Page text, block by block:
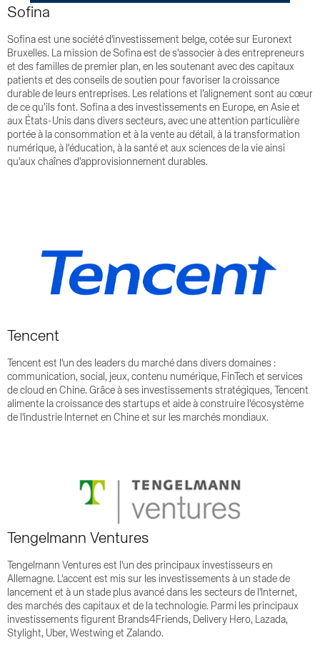
Sofina
Sofina est une société d'investissement belge, cotée sur Euronext
Bruxelles. La mission de Sofina est de s'associer à des entrepreneurs
et des familles de premier plan, en les soutenant avec des capitaux
patients et des conseils de soutien pour favoriser la croissance
durable de leurs entreprises. Les relations et l’alignement sont au cœur
de ce qu’ils font. Sofina a des investissements en Europe, en Asie et
aux États-Unis dans divers secteurs, avec une attention particulière
portée à la consommation et à la vente au détail, à la transformation
numérique, à l'éducation, à la santé et aux sciences de la vie ainsi
qu'aux chaînes d'approvisionnement durables.
Tencent
Tencent est l'un des leaders du marché dans divers domaines :
communication, social, jeux, contenu numérique, FinTech et services
de cloud en Chine. Grâce à ses investissements stratégiques, Tencent
alimente la croissance des startups et aide à construire l'écosystème
de l'industrie Internet en Chine et sur les marchés mondiaux.
Tengelmann Ventures
Tengelmann Ventures est l'un des principaux investisseurs en
Allemagne. L'accent est mis sur les investissements à un stade de
lancement et à un stade plus avancé dans les secteurs de l'Internet,
des marchés des capitaux et de la technologie. Parmi les principaux
investissements figurent Brands4Friends, Delivery Hero, Lazada,
Stylight, Uber, Westwing et Zalando.